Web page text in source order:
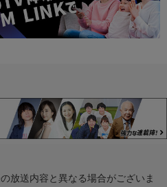
放送内容と異なる場合がございま